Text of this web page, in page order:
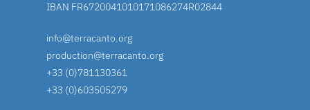
IBAN FR6720041010171086274R02844
info@terracanto.org
production@terracanto.org
+33 (0)781130361
+33 (0)603505279